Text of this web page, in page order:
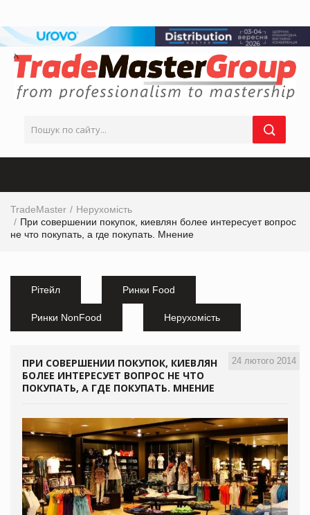
TradeMaster
Нерухомість
При совершении покупок, киевлян более интересует вопрос
не что покупать, а где покупать. Мнение
Рітейл Ринки Food
Ринки NonFood Нерухомість
24 лютого 2014
ПРИ СОВЕРШЕНИИ ПОКУПОК, КИЕВЛЯН
БОЛЕЕ ИНТЕРЕСУЕТ ВОПРОС НЕ ЧТО
ПОКУПАТЬ, А ГДЕ ПОКУПАТЬ. МНЕНИЕ